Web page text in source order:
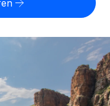
von
wachsende
und